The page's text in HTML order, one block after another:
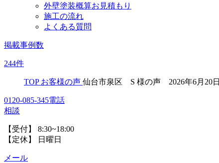
外壁塗装概算お見積もり
施工の流れ
よくある質問
掲載事例数
244件
TOP お客様の声 仙台市泉区 S 様の声 2026年6月20日
0120-085-345電話
相談
【受付】 8:30~18:00
【定休】 日曜日
メール